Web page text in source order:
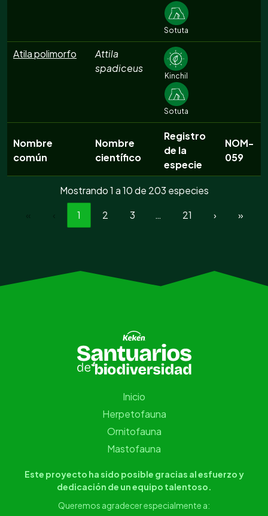
Sotuta
Atila polimorfo
Attila
spadiceus
Kinchil
Sotuta
Nombre
común
Nombre
científico
Registro
de la
especie
NOM-
059
Mostrando 1 a 10 de 203 especies
1 2 3 … 21 › »
Inicio
Herpetofauna
Ornitofauna
Mastofauna
Este proyecto ha sido posible gracias al esfuerzo y
dedicación de un equipo talentoso.
Queremos agradecer especialmente a: